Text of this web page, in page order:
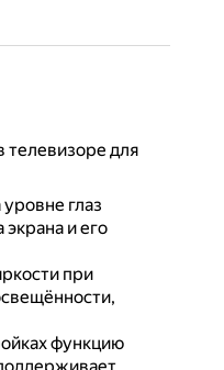
для
глаз
и его
при
функцию